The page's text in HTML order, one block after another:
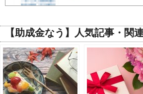
【助成金なう】人気記事・関